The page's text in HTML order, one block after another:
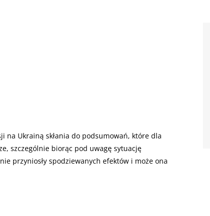
na Ukrainą skłania do podsumowań, które dla
szczególnie biorąc pod uwagę sytuację
przyniosły spodziewanych efektów i może ona